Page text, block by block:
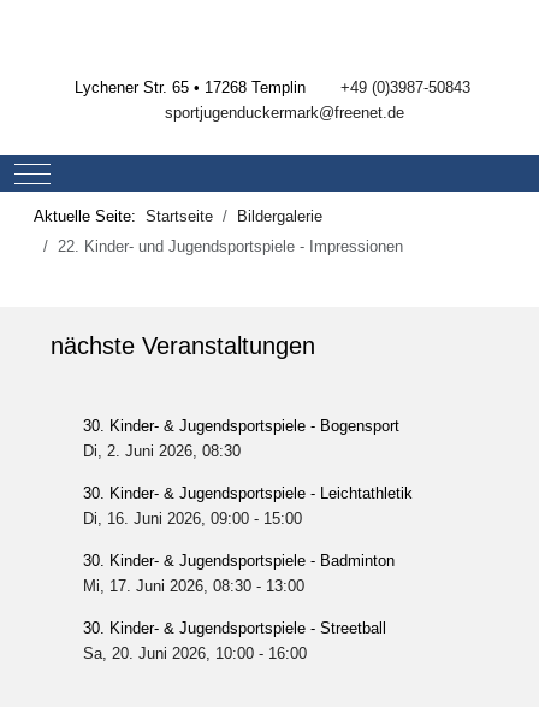
Lychener Str. 65 • 17268 Templin
+49 (0)3987-50843
sportjugenduckermark@freenet.de
Mobile Menu Toggle
Aktuelle Seite: Startseite
Bildergalerie
22. Kinder- und Jugendsportspiele - Impressionen
nächste Veranstaltungen
30. Kinder- & Jugendsportspiele - Bogensport
Di, 2. Juni 2026, 08:30
30. Kinder- & Jugendsportspiele - Leichtathletik
Di, 16. Juni 2026, 09:00- 15:00
30. Kinder- & Jugendsportspiele - Badminton
Mi, 17. Juni 2026, 08:30- 13:00
30. Kinder- & Jugendsportspiele - Streetball
Sa, 20. Juni 2026, 10:00- 16:00